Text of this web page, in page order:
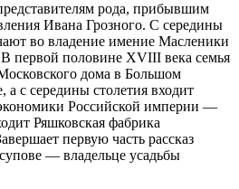
рода, прибывшим
Ивана Грозного. С середины
во владение имение Масленики
первой половине XVIII века семья
дома в Большом
а с середины столетия входит
Российской империи —
Ряшковская фабрика
первую часть рассказ
— владельце усадьбы